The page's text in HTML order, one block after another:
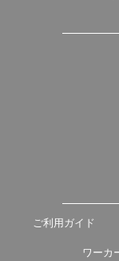
ご利用ガイド
ワーカ